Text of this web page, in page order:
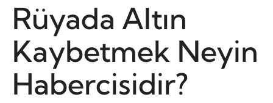
Rüyada Altın
Kaybetmek Neyin
Habercisidir?